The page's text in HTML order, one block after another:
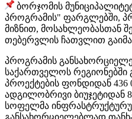
ბორჯომის
პროგრამის" ფარგლებში,
მიზნით, მოსახლეობასთან
თებერვლის ჩათვლით
პროგრამის
საქართველოს რეგიონებში
პროექტების ფონდიდან
ადგილობრივი ბიუჯეტიდან
სოფელმა
განსახორციელებლად